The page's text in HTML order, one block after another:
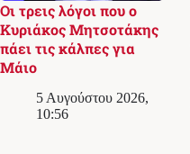
Οι τρεις λόγοι που ο
Κυριάκος Μητσοτάκης
πάει τις κάλπες για
Μάιο
5 Αυγούστου 2026,
10:56